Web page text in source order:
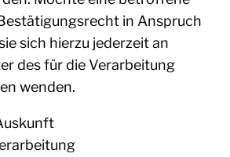
in Anspruch
sich hierzu jederzeit an
des für die Verarbeitung
wenden.